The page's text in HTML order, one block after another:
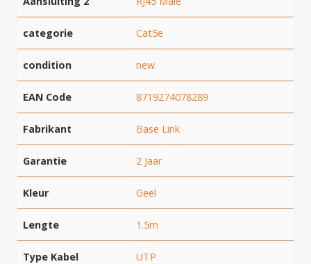
categorie Cat5e
condition new
EAN Code 8719274078289
Fabrikant Base Link
Garantie 2 Jaar
Kleur Geel
Lengte 1.5m
Type Kabel UTP
Hartelijk dank!
aan uw winkelwagen!